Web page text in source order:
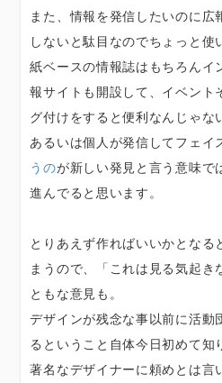
また、情報を発信したいのに
しないと駄目なのでちょっと使
紙ベースの情報誌はもちろんイ
報サイトも開設して、イベント
グ付けをすると便利なんじゃな
あるいは個人が発信してフェイ
うのが新しい発見と言う意味で
進んでると思います。
とりあえず作ればいいかとなる
まうので、「これは見る気起き
ともな意見も。
デザインが残念な事以前に活動
るということ自体今日初めて知
著名なデザイナーに頼めとは言